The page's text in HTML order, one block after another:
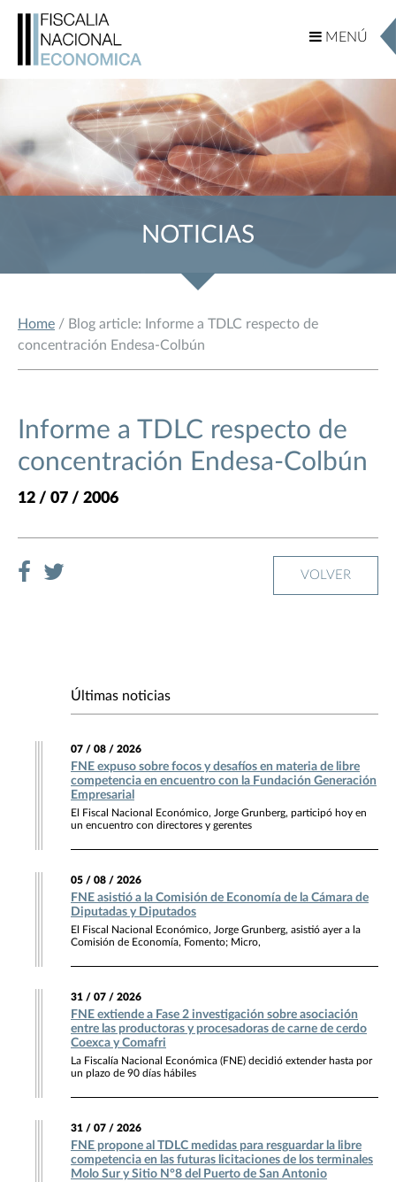
MENÚ
MENÚ
NOTICIAS
Home / Blog article: Informe a TDLC respecto de
concentración Endesa-Colbún
Informe a TDLC respecto de
concentración Endesa-Colbún
12 / 07 / 2006
VOLVER
Últimas noticias
07 / 08 / 2026
FNE expuso sobre focos y desafíos en materia de libre
competencia en encuentro con la Fundación Generación
Empresarial
El Fiscal Nacional Económico, Jorge Grunberg, participó hoy en
un encuentro con directores y gerentes
05 / 08 / 2026
FNE asistió a la Comisión de Economía de la Cámara de
Diputadas y Diputados
El Fiscal Nacional Económico, Jorge Grunberg, asistió ayer a la
Comisión de Economía, Fomento; Micro,
31 / 07 / 2026
FNE extiende a Fase 2 investigación sobre asociación
entre las productoras y procesadoras de carne de cerdo
Coexca y Comafri
La Fiscalía Nacional Económica (FNE) decidió extender hasta por
un plazo de 90 días hábiles
31 / 07 / 2026
FNE propone al TDLC medidas para resguardar la libre
competencia en las futuras licitaciones de los terminales
Molo Sur y Sitio N°8 del Puerto de San Antonio